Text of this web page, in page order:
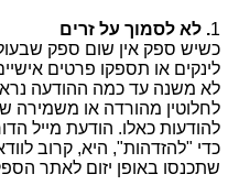
1. לא לסמוך על זרים
כשיש ספק אין שום ספק
לינקים או תספקו פרטים
לא משנה עד כמה ההודעה
לחלוטין מהורדה או משמירה
להודעות כאלו. הודעת מייל
כדי "להזדהות", היא, קרוב
שתכנסו באופן יזום לאתר